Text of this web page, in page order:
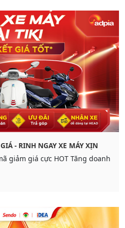
- RINH NGAY XE MÁY XỊN
giảm giá cực HOT Tăng doanh